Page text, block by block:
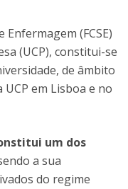
Enfermagem (FCSE)
(UCP), constitui-se
de âmbito
em Lisboa e no
um dos
a sua
do regime